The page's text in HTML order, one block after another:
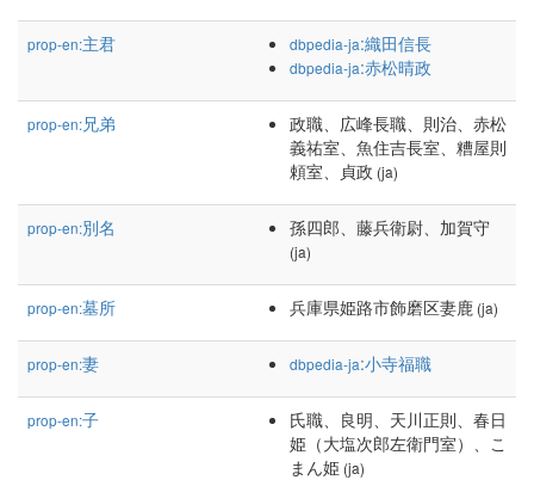
prop-en:主君 dbpedia-ja:織田信長
dbpedia-ja:赤松晴政
prop-en:兄弟
政職、広峰長職、則治、赤松
義祐室、魚住吉長室、糟屋則
頼室、貞政 (ja)
prop-en:別名 孫四郎、藤兵衛尉、加賀守
(ja)
prop-en:墓所 兵庫県姫路市飾磨区妻鹿 (ja)
prop-en:妻 dbpedia-ja:小寺福職
prop-en:子
氏職、良明、天川正則、春日
姫（大塩次郎左衛門室）、こ
まん姫 (ja)